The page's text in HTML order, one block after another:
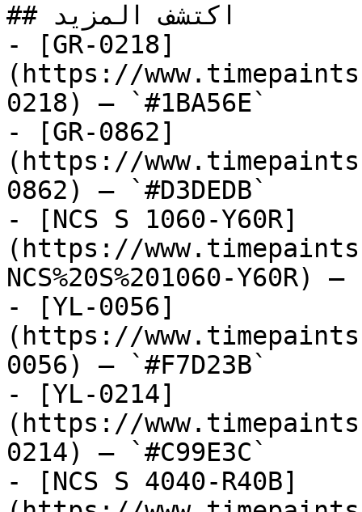
## اكتشف المزيد
- [GR-0218]
(https://
0218) — `#1BA56E`
- [GR-0862]
(https://
0862) — `#D3DEDB`
- [NCS S 1060-Y60R]
(https://
NCS%20S%201060-Y60R)
- [YL-0056]
(https://
0056) — `#F7D23B`
- [YL-0214]
(https://
0214) — `#C99E3C`
- [NCS S 4040-R40B]